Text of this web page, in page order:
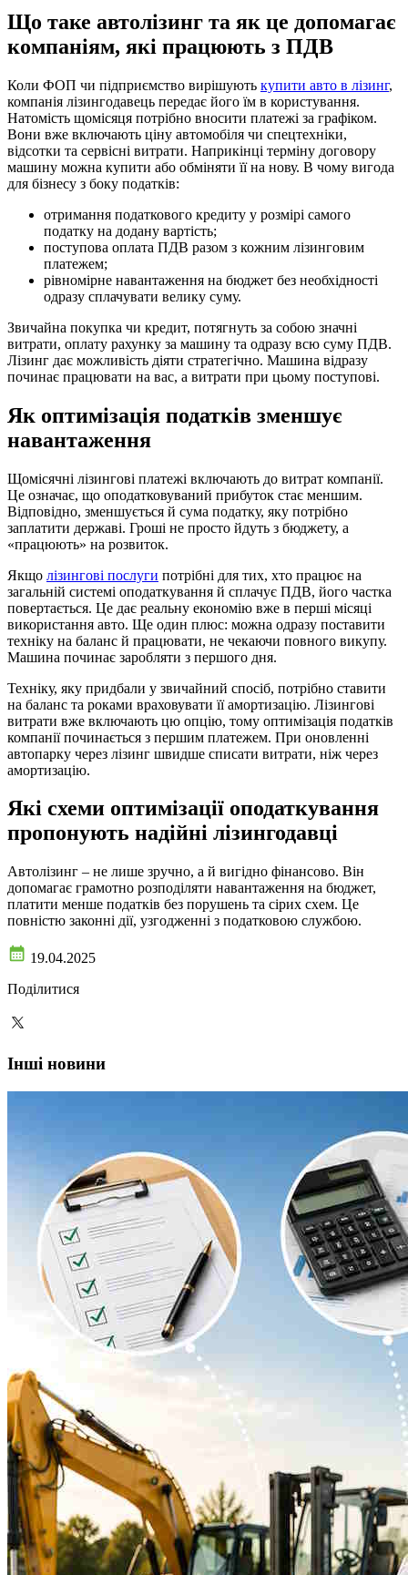
Що таке автолізинг та як це допомагає
компаніям, які працюють з ПДВ
Коли ФОП чи підприємство вирішують купити авто в лізинг,
компанія лізингодавець передає його їм в користування.
Натомість щомісяця потрібно вносити платежі за графіком.
Вони вже включають ціну автомобіля чи спецтехніки,
відсотки та сервісні витрати. Наприкінці терміну договору
машину можна купити або обміняти її на нову. В чому вигода
для бізнесу з боку податків:
отримання податкового кредиту у розмірі самого
податку на додану вартість;
поступова оплата ПДВ разом з кожним лізинговим
платежем;
рівномірне навантаження на бюджет без необхідності
одразу сплачувати велику суму.
Звичайна покупка чи кредит, потягнуть за собою значні
витрати, оплату рахунку за машину та одразу всю суму ПДВ.
Лізинг дає можливість діяти стратегічно. Машина відразу
починає працювати на вас, а витрати при цьому поступові.
Як оптимізація податків зменшує
навантаження
Щомісячні лізингові платежі включають до витрат компанії.
Це означає, що оподатковуваний прибуток стає меншим.
Відповідно, зменшується й сума податку, яку потрібно
заплатити державі. Гроші не просто йдуть з бюджету, а
«працюють» на розвиток.
Якщо лізингові послуги потрібні для тих, хто працює на
загальній системі оподаткування й сплачує ПДВ, його частка
повертається. Це дає реальну економію вже в перші місяці
використання авто. Ще один плюс: можна одразу поставити
техніку на баланс й працювати, не чекаючи повного викупу.
Машина починає заробляти з першого дня.
Техніку, яку придбали у звичайний спосіб, потрібно ставити
на баланс та роками враховувати її амортизацію. Лізингові
витрати вже включають цю опцію, тому оптимізація податків
компанії починається з першим платежем. При оновленні
автопарку через лізинг швидше списати витрати, ніж через
амортизацію.
Які схеми оптимізації оподаткування
пропонують надійні лізингодавці
Автолізинг – не лише зручно, а й вигідно фінансово. Він
допомагає грамотно розподіляти навантаження на бюджет,
платити менше податків без порушень та сірих схем. Це
повністю законні дії, узгодженні з податковою службою.
19.04.2025
Поділитися
Інші новини